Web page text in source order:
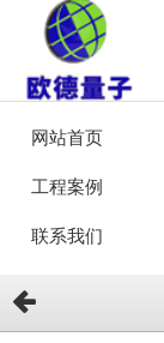
网站首页
工程案例
联系我们